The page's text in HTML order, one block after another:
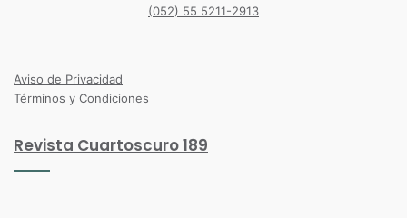
(052) 55 5211-2913
Aviso de Privacidad
Términos y Condiciones
Revista Cuartoscuro 189